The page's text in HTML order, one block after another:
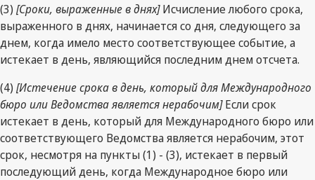
(3) [Сроки, выраженные в днях]Исчисление любого срока,
выраженного в днях, начинается со дня, следующего за
днем, когда имело место соответствующее событие, а
истекает в день, являющийся последним днем отсчета.
(4) [Истечение срока в день, который для Международного
бюро или Ведомства является нерабочим]Если срок
истекает в день, который для Международного бюро или
соответствующего Ведомства является нерабочим, этот
срок, несмотря на пункты (1) - (3), истекает в первый
последующий день, когда Международное бюро или